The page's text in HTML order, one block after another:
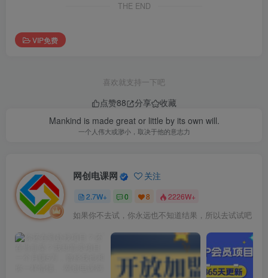
THE END
VIP免费
喜欢就支持一下吧
点赞88 分享
收藏
Mankind is made great or little by its own will.
一个人伟大或渺小，取决于他的意志力
网创电课网 关注
2.7W+ 0 8 2226W+
如果你不去试，你永远也不知道结果，所以去试试吧